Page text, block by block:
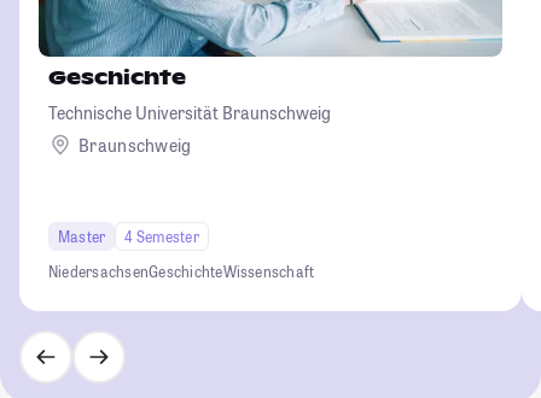
Geschichte
Technische Universität Braunschweig
Braunschweig
Master
4 Semester
NiedersachsenGeschichteWissenschaft